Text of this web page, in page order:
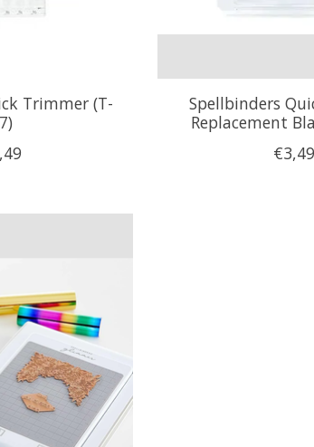
Trimmer (T-
Spellbinders
Replacement
€3,49